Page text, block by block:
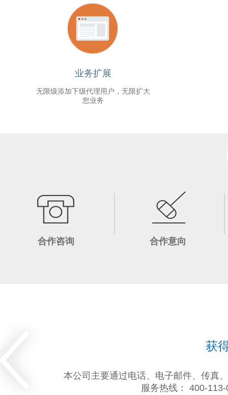
业务扩展
无限级添加下级代理用户，无限扩大
您业务
合作咨询 合作意向
获
本公司主要通过电话、电子邮件、传真
服务热线： 400-